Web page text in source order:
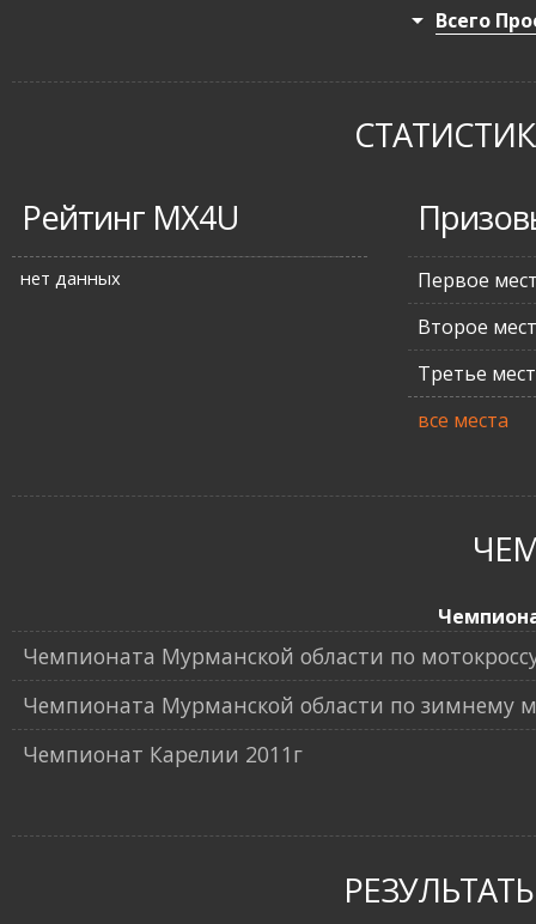
Всего
Рейтинг MX4U
нет данных
Первое
Второе
Третье
все места
Чемпионата Мурманской области по
Чемпионата Мурманской области по зимнему
Чемпионат Карелии 2011г